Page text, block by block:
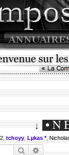
↓ • N
,tchoyy,Lµkas *,
Rechercher